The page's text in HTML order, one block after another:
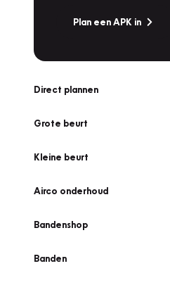
Plan een APK in
Direct plannen
Grote beurt
Kleine beurt
Airco onderhoud
Bandenshop
Banden